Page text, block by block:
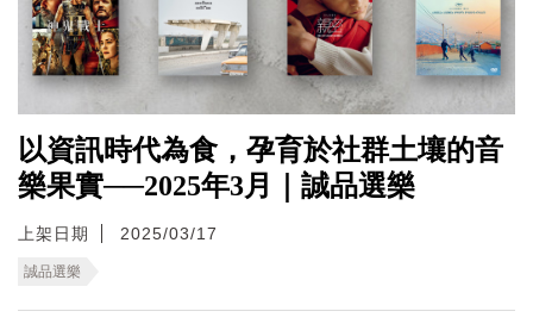
以資訊時代為食，孕育於社群土壤的音
樂果實──2025年3月｜誠品選樂
上架日期 2025/03/17
誠品選樂